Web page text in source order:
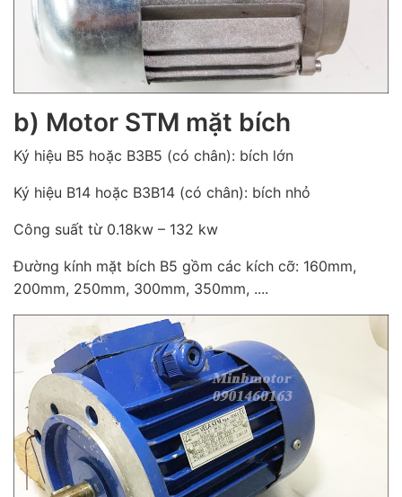
b) Motor STM mặt bích
Ký hiệu B5 hoặc B3B5 (có chân): bích lớn
Ký hiệu B14 hoặc B3B14 (có chân): bích nhỏ
Công suất từ 0.18kw – 132 kw
Đường kính mặt bích B5 gồm các kích cỡ: 160mm,
200mm, 250mm, 300mm, 350mm, ....